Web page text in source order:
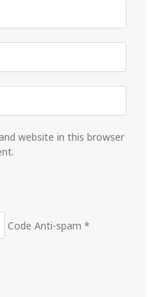
website in this browser
Code Anti-spam *